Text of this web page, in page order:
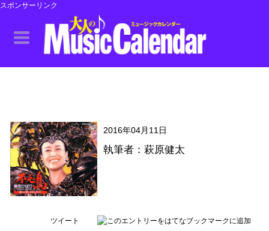
スポンサーリンク
2016年04月11日
執筆者：萩原健太
ツイート